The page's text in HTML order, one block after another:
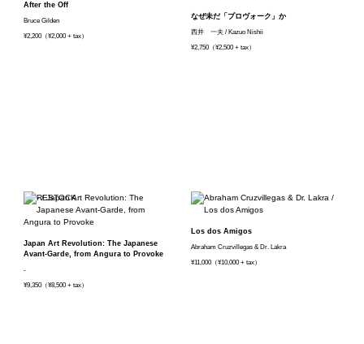
After the Off
Bruce Gilden
¥2,200（¥2,000 + tax）
なぜ未だ「プロヴォーク」か
西井 一夫 / Kazuo Nishii
¥2,750（¥2,500 + tax）
Japan Art Revolution: The Japanese
Avant-Garde, from Angura to Provoke
-
¥9,350（¥8,500 + tax）
Los dos Amigos
Abraham Cruzvillegas & Dr. Lakra
¥11,000（¥10,000 + tax）